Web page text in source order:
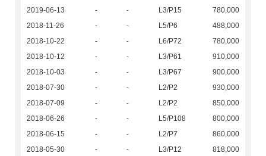
2019-06-13
- - L3/P15
780,000
2018-11-26
- - L5/P6
488,000
2018-10-22
- - L6/P72
780,000
2018-10-12
- - L3/P61
910,000
2018-10-03
- - L3/P67
900,000
2018-07-30
- - L2/P2
930,000
2018-07-09
- - L2/P2
850,000
2018-06-26
- - L5/P108
800,000
2018-06-15
- - L2/P7
860,000
2018-05-30
- - L3/P12
818,000